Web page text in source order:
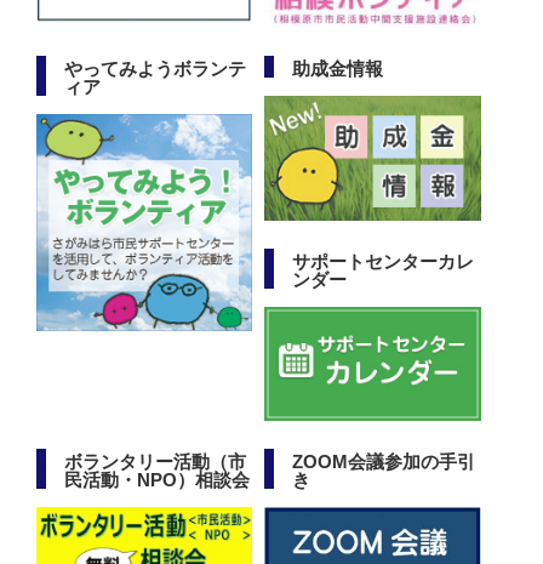
やってみようボランテ
ィア
助成金情報
サポートセンターカレ
ンダー
ボランタリー活動（市
民活動・NPO）相談会
ZOOM会議参加の手引
き